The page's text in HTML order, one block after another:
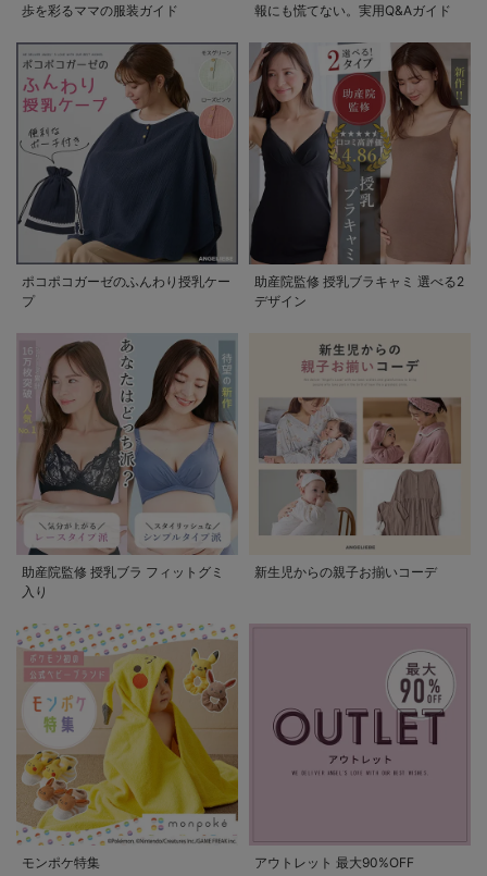
歩を彩るママの服装ガイド
報にも慌てない。実用Q&Aガイド
ポコポコガーゼのふんわり授乳ケー
プ
助産院監修 授乳ブラキャミ 選べる2
デザイン
助産院監修 授乳ブラ フィットグミ
入り
新生児からの親子お揃いコーデ
モンポケ特集 アウトレット 最大90%OFF